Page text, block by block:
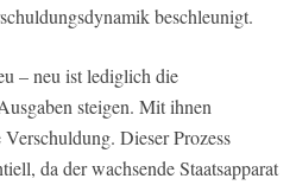
beschleunigt.
– neu ist lediglich die
steigen. Mit ihnen
Dieser Prozess
da der wachsende Staatsapparat